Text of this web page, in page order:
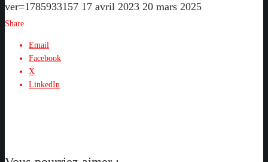
ver=1785933157 17 avril 2023 20 mars 2025
Share
Email
Facebook
X
LinkedIn